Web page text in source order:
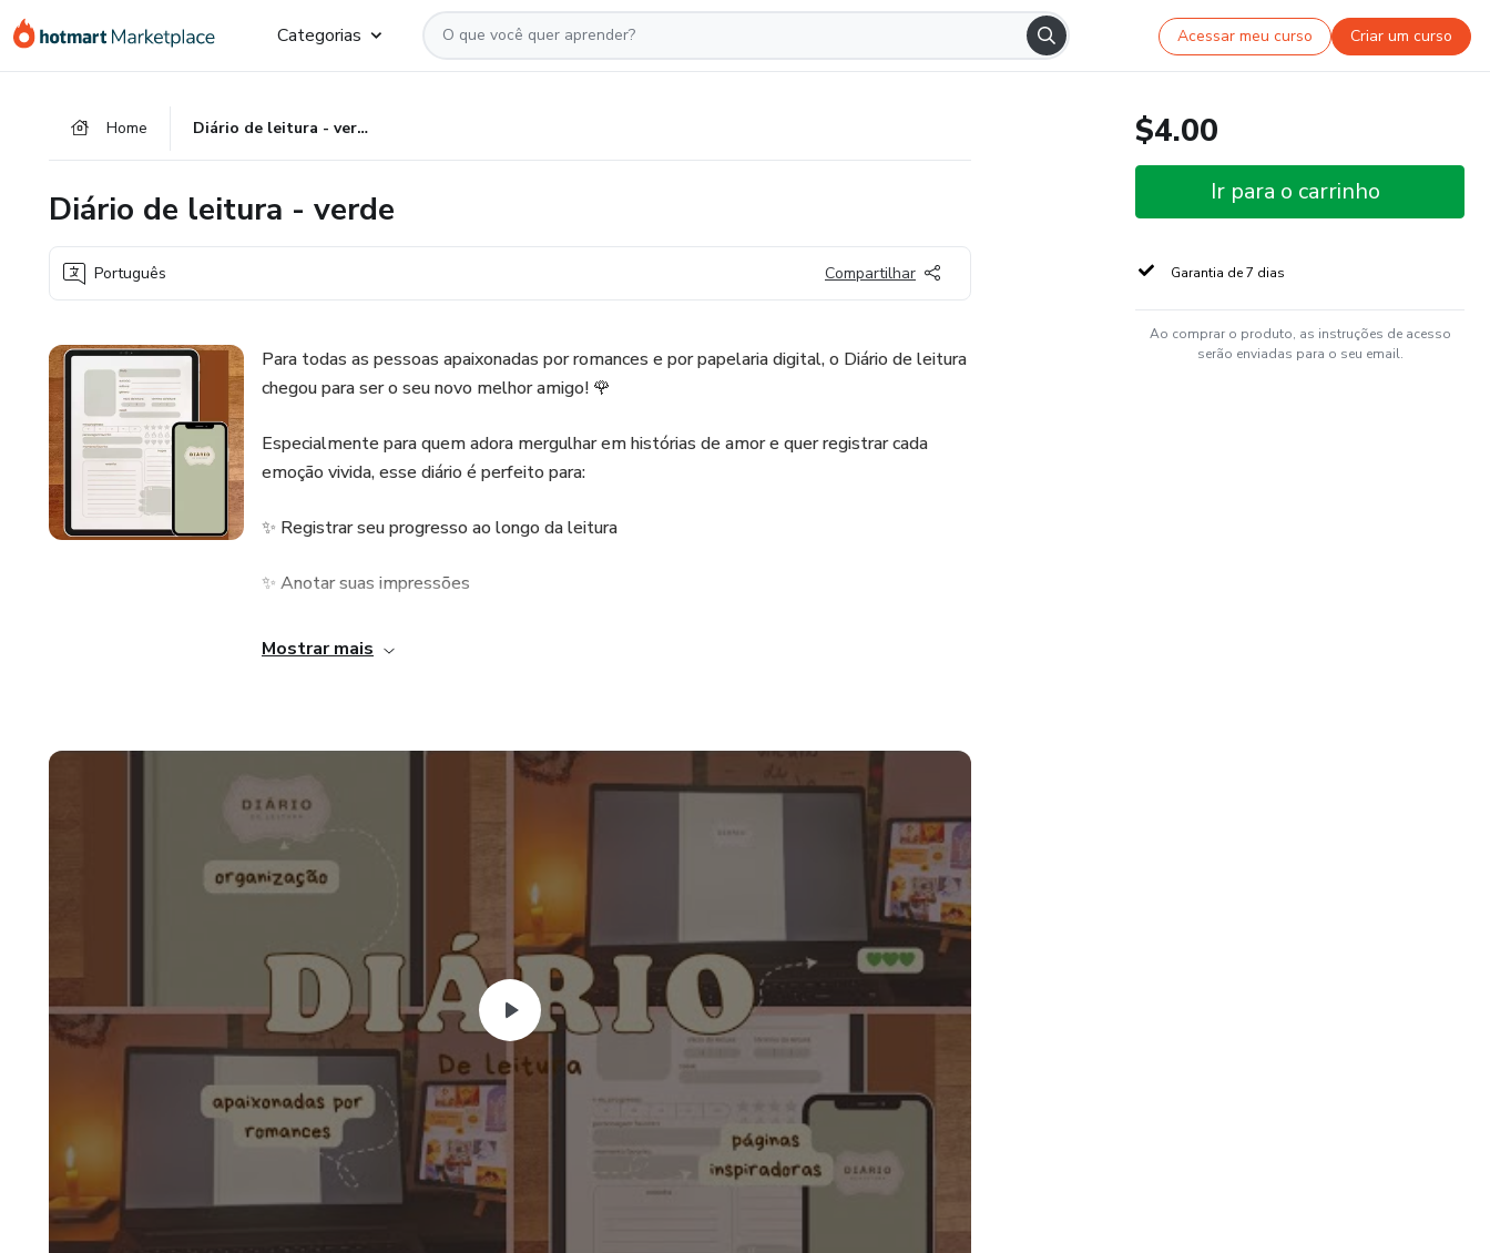
para
para
para
Categorias Acessar meu curso Criar um curso
Home Diário de leitura - verde
Diário de leitura - verde
Português Compartilhar
Para todas as pessoas apaixonadas por romances e por papelaria digital, o Diário de leitura
chegou para ser o seu novo melhor amigo! 🌹
Especialmente para quem adora mergulhar em histórias de amor e quer registrar cada
emoção vivida, esse diário é perfeito para:
✨ Registrar seu progresso ao longo da leitura
✨ Anotar suas impressões
✨ Registrar tropes
O que você encontra no Diário:
✔️ Páginas inspiradoras para anotar suas ideias e reflexões
✔️ Espaço para suas citações mais especiais
✔️ Design encantador que reflete a magia dos romances
✔️ Espaço para fichar 104 livros, você pode duplicar qualquer página do Diário
Seja você fã de romances clássicos, contemporâneos ou até os mais intensos, esse diário é
a chave para guardar cada momento da sua jornada literária.
Você pode utilizá-lo no computador, no tablet, no celular ou impresso.
Ao todo, são 107 páginas de pura fofura, com espaço para fichar 104 livros, lembrando que
você pode duplicar qualquer página do Diário!
Mostrar mais
$4.00
Ir para o carrinho
Garantia de 7 dias
Ao comprar o produto, as instruções de acesso
serão enviadas para o seu email.